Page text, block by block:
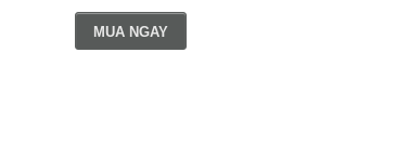
MUA NGAY